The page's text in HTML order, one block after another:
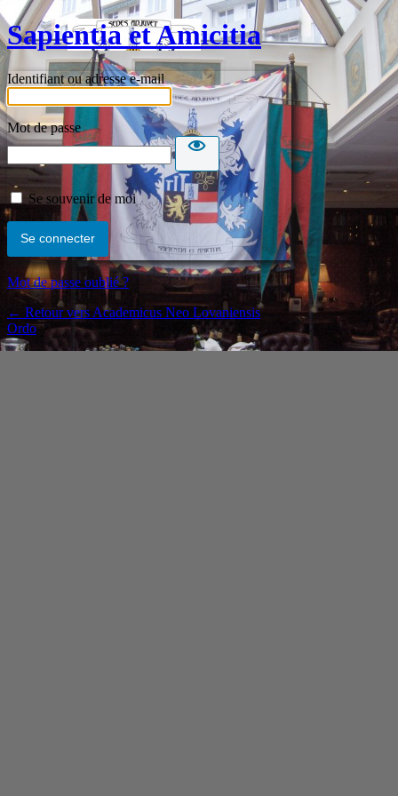
Sapientia et Amicitia
Identifiant ou adresse e-mail
Mot de passe
Se souvenir de moi
Mot de passe oublié ?
← Retour vers Academicus Neo Lovaniensis
Ordo